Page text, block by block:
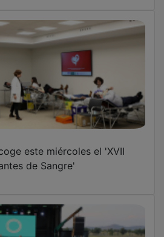
la gran final del
una jornada de
de pertenencia